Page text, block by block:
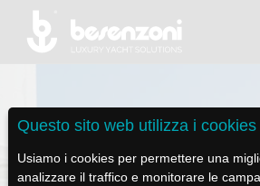
BACK
BACK
BACK
BACK
BACK
Questo sito web utilizza i cookies
Usiamo i cookies per permettere una
analizzare il traffico e monitorare le